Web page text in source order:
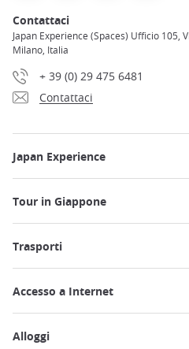
Contattaci
Japan Experience (Spaces) Ufficio 105,
Milano, Italia
+ 39 (0) 29 475 6481
Contattaci
Japan Experience
Tour in Giappone
Trasporti
Accesso a Internet
Alloggi